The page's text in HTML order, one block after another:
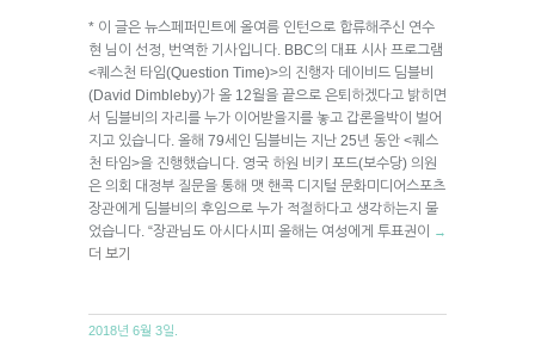
* 이 글은 뉴스페퍼민트에 올여름 인턴으로 합류해주신 연수
현 님이 선정, 번역한 기사입니다. BBC의 대표 시사 프로그램
<퀘스천 타임(Question Time)>의 진행자 데이비드 딤블비
(David Dimbleby)가 올 12월을 끝으로 은퇴하겠다고 밝히면
서 딤블비의 자리를 누가 이어받을지를 놓고 갑론을박이 벌어
지고 있습니다. 올해 79세인 딤블비는 지난 25년 동안 <퀘스
천 타임>을 진행했습니다. 영국 하원 비키 포드(보수당) 의원
은 의회 대정부 질문을 통해 맷 핸콕 디지털 문화미디어스포츠
장관에게 딤블비의 후임으로 누가 적절하다고 생각하는지 물
었습니다. “장관님도 아시다시피 올해는 여성에게 투표권이
→
더 보기
2018년 6월 3일.